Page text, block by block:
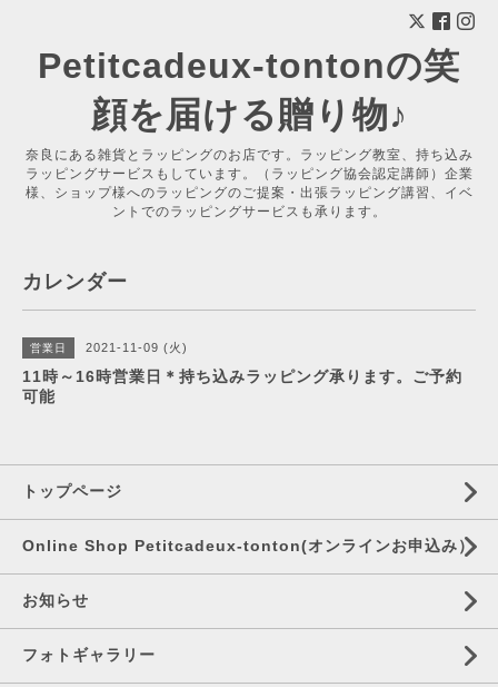
Petitcadeux-tontonの笑
顔を届ける贈り物♪
奈良にある雑貨とラッピングのお店です。ラッピング教室、持ち込み
ラッピングサービスもしています。（ラッピング協会認定講師）企業
様、ショップ様へのラッピングのご提案・出張ラッピング講習、イベ
ントでのラッピングサービスも承ります。
カレンダー
営業日 2021-11-09 (火)
11時～16時営業日＊持ち込みラッピング承ります。ご予約
可能
トップページ
Online Shop Petitcadeux-tonton(オンラインお申込み）
お知らせ
フォトギャラリー